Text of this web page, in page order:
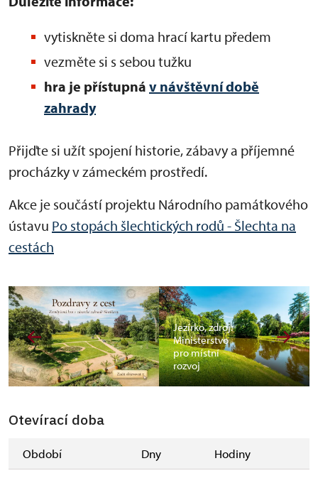
vytiskněte si doma hrací kartu předem
vezměte si s sebou tužku
hra je přístupná v návštěvní době
zahrady
Přijďte si užít spojení historie, zábavy a příjemné
procházky v zámeckém prostředí.
Akce je součástí projektu Národního památkového
ústavu Po stopách šlechtických rodů - Šlechta na
cestách
Jezírko, zdroj:
Ministerstvo
pro místní
rozvoj
Otevírací doba
Období Dny Hodiny